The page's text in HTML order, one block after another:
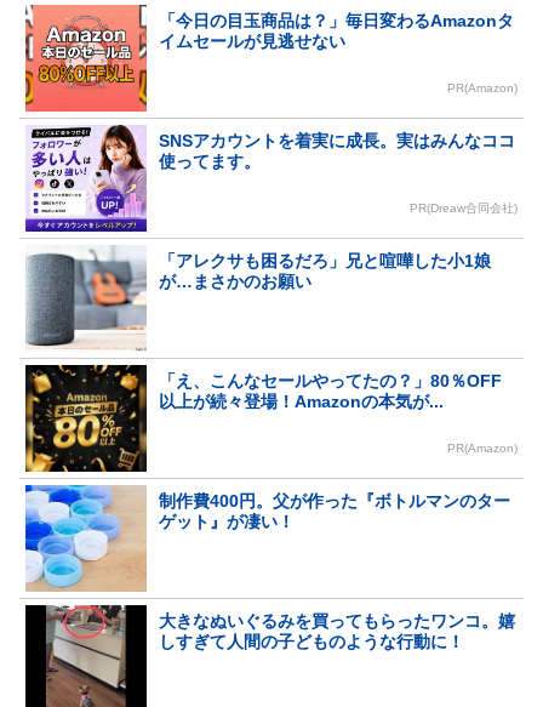
「今日の目玉商品は？」毎日変わるAmazonタ
イムセールが見逃せない
PR(Amazon)
SNSアカウントを着実に成長。実はみんなココ
使ってます。
PR(Dreaw合同会社)
「アレクサも困るだろ」兄と喧嘩した小1娘
が…まさかのお願い
「え、こんなセールやってたの？」80％OFF
以上が続々登場！Amazonの本気が...
PR(Amazon)
制作費400円。父が作った『ボトルマンのター
ゲット』が凄い！
大きなぬいぐるみを買ってもらったワンコ。嬉
しすぎて人間の子どものような行動に！